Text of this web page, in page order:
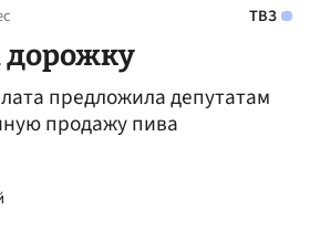
ТВЗ
дорожку
предложила депутатам
продажу пива